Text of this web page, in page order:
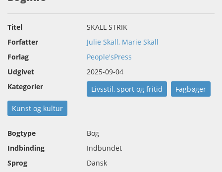
Titel
SKALL STRIK
Forfatter
Julie Skall, Marie Skall
Forlag
People'sPress
Udgivet
2025-09-04
Kategorier
Livsstil, sport og fritid Fagbøger
Kunst og kultur
Bogtype
Bog
Indbinding
Indbundet
Sprog
Dansk